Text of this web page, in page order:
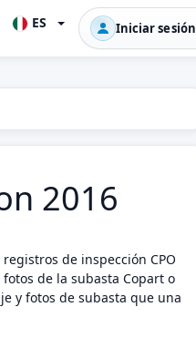
ES Iniciar sesión
2016
de inspección CPO
de la subasta Copart o
y fotos de subasta que una